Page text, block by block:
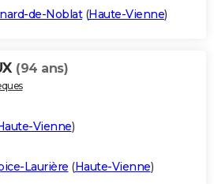
de-Noblat(Haute-Vienne)
(94 ans)
Vienne)
Laurière (Haute-Vienne)